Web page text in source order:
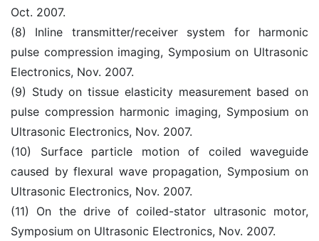
Oct. 2007.
(8) Inline transmitter/receiver system for harmonic
pulse compression imaging, Symposium on Ultrasonic
Electronics, Nov. 2007.
(9) Study on tissue elasticity measurement based on
pulse compression harmonic imaging, Symposium on
Ultrasonic Electronics, Nov. 2007.
(10) Surface particle motion of coiled waveguide
caused by flexural wave propagation, Symposium on
Ultrasonic Electronics, Nov. 2007.
(11) On the drive of coiled-stator ultrasonic motor,
Symposium on Ultrasonic Electronics, Nov. 2007.